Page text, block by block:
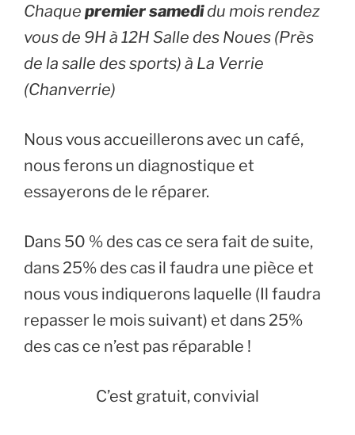
Chaque premier samedidu mois rendez
vous de 9H à 12H Salle des Noues (Près
de la salle des sports) à La Verrie
(Chanverrie)
Nous vous accueillerons avec un café,
nous ferons un diagnostique et
essayerons de le réparer.
Dans 50 % des cas ce sera fait de suite,
dans 25% des cas il faudra une pièce et
nous vous indiquerons laquelle (Il faudra
repasser le mois suivant) et dans 25%
des cas ce n’est pas réparable !
C’est gratuit, convivial